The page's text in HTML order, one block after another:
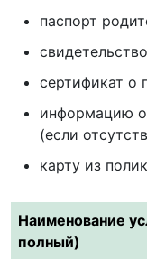
паспорт
сертификат о
информацию
(если
карту из
Наименование
полный)